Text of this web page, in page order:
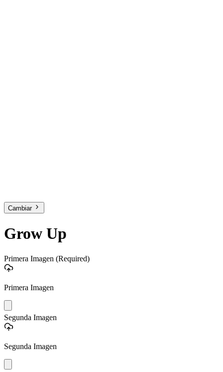
Cambiar
Grow Up
Primera Imagen (Required)
Primera Imagen
Segunda Imagen
Segunda Imagen